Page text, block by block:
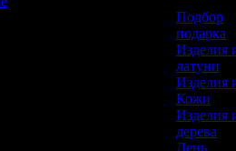
Подбор
подарка
Изделия
латуни
Изделия
Кожи
Изделия
дерева
День